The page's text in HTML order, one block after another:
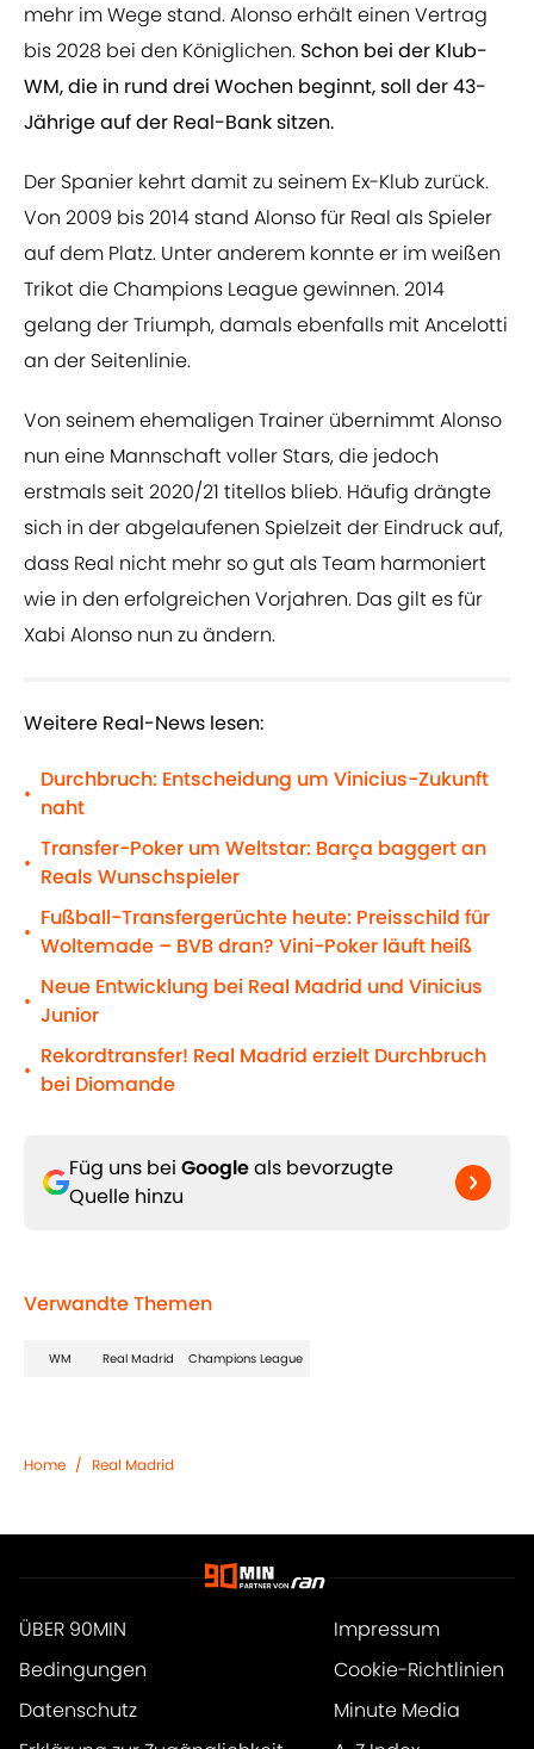
mehr im Wege stand. Alonso erhält einen Vertrag
bis 2028 bei den Königlichen. Schon bei der Klub-
WM, die in rund drei Wochen beginnt, soll der 43-
Jährige auf der Real-Bank sitzen.
Der Spanier kehrt damit zu seinem Ex-Klub zurück.
Von 2009 bis 2014 stand Alonso für Real als Spieler
auf dem Platz. Unter anderem konnte er im weißen
Trikot die Champions League gewinnen. 2014
gelang der Triumph, damals ebenfalls mit Ancelotti
an der Seitenlinie.
Von seinem ehemaligen Trainer übernimmt Alonso
nun eine Mannschaft voller Stars, die jedoch
erstmals seit 2020/21 titellos blieb. Häufig drängte
sich in der abgelaufenen Spielzeit der Eindruck auf,
dass Real nicht mehr so gut als Team harmoniert
wie in den erfolgreichen Vorjahren. Das gilt es für
Xabi Alonso nun zu ändern.
Weitere Real-News lesen:
•
Durchbruch: Entscheidung um Vinicius-Zukunft
naht
•
Transfer-Poker um Weltstar: Barça baggert an
Reals Wunschspieler
•
Fußball-Transfergerüchte heute: Preisschild für
Woltemade – BVB dran? Vini-Poker läuft heiß
•
Neue Entwicklung bei Real Madrid und Vinicius
Junior
•
Rekordtransfer! Real Madrid erzielt Durchbruch
bei Diomande
Füg uns bei Googleals bevorzugte
Quelle hinzu
Verwandte Themen
WM Real Madrid Champions League
Home / Real Madrid
ÜBER 90MIN
Impressum
Bedingungen
Cookie-Richtlinien
Datenschutz
Minute Media